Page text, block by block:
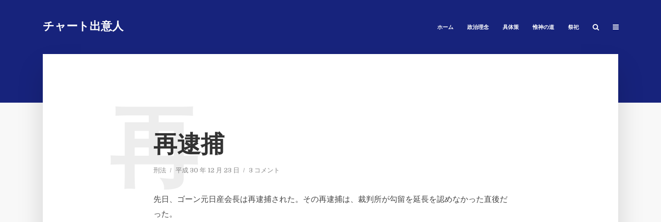
チャート出意人 ホーム 政治理念 具体策 惟神の道 祭祀
再逮捕
刑法 平成 30 年 12 月 23 日 3 コメント
再
先日、ゴーン元日産会長は再逮捕された。その再逮捕は、裁判所が勾留を延長を認めなかった直後だ
った。